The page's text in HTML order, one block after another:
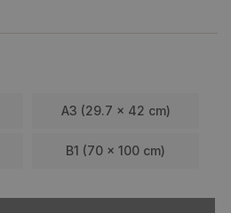
A3 (29.7 x 42 cm)
B1 (70 x 100 cm)